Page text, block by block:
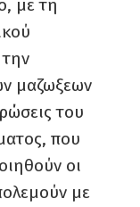
με τη
μαζωξεων
του
που
οι
με